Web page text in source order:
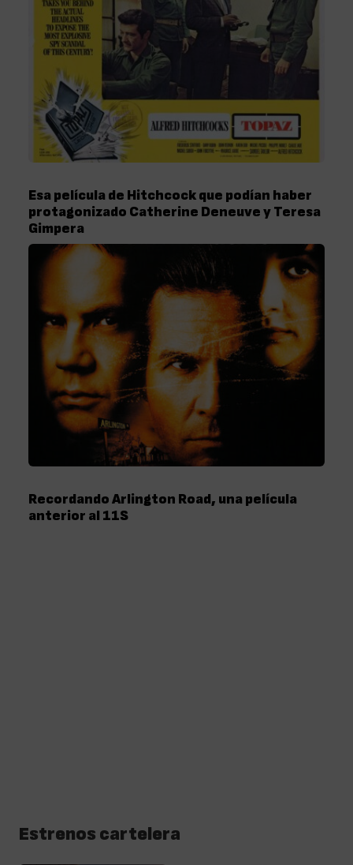
Esa película de Hitchcock que podían haber
protagonizado Catherine Deneuve y Teresa
Gimpera
Recordando Arlington Road, una película
anterior al 11S
Estrenos cartelera